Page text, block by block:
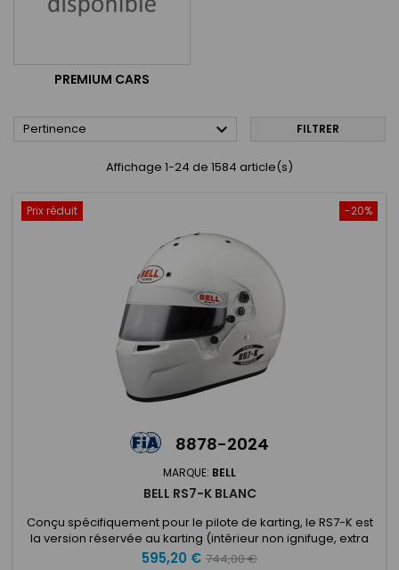
PREMIUM CARS
Pertinence  FILTRER
Affichage 1-24 de 1584 article(s)
-20%
Prix réduit
8878-2024
MARQUE: BELL
BELL RS7-K BLANC
Conçu spécifiquement pour le pilote de karting, le RS7-K est
la version réservée au karting (intérieur non ignifuge, extra
durable) de la série RS7. Basé sur la conception HP7 et doté
Prix
595,20 € Prix
744,00 €